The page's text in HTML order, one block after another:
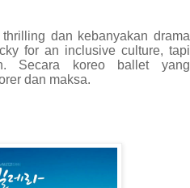
dan kebanyakan drama
for an inclusive culture, tapi
Secara koreo ballet yang
dan maksa.